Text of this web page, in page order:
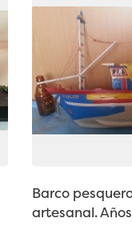
Barco
artesanal.